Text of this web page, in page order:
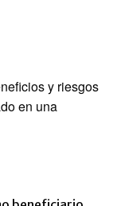
y riesgos
en una